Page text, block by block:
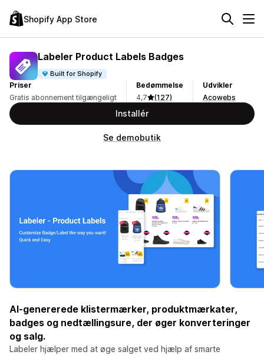
Shopify App Store
Labeler Product Labels Badges
Built for Shopify
Priser
Gratis abonnement tilgængeligt
Bedømmelse
4,7
(127)
Udvikler
Acowebs
Installér
Se demobutik
AI-genererede klistermærker, produktmærkater,
badges og nedtællingsure, der øger konverteringer
og salg.
Labeler hjælper med at øge salget ved hjælp af smarte